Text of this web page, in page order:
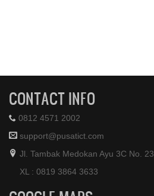
CONTACT INFO
0812 4571 2002
support@pusatict.com
Jl. Tambak Medokan Ayu 3C No. 23
XL : 0819 3864 3633